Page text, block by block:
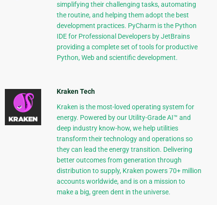
simplifying their challenging tasks, automating
the routine, and helping them adopt the best
development practices. PyCharm is the Python
IDE for Professional Developers by JetBrains
providing a complete set of tools for productive
Python, Web and scientific development.
Kraken Tech
Kraken is the most-loved operating system for
energy. Powered by our Utility-Grade AI™ and
deep industry know-how, we help utilities
transform their technology and operations so
they can lead the energy transition. Delivering
better outcomes from generation through
distribution to supply, Kraken powers 70+ million
accounts worldwide, and is on a mission to
make a big, green dent in the universe.